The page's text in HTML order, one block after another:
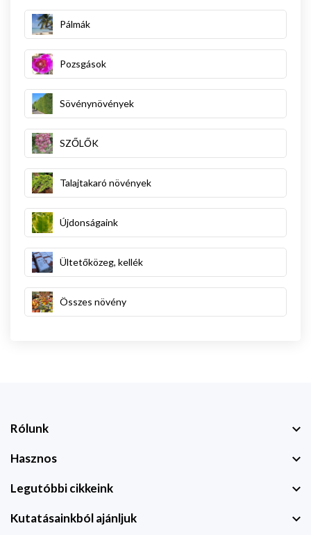
Pálmák
Pozsgások
Sövénynövények
SZŐLŐK
Talajtakaró növények
Újdonságaink
Ültetőközeg, kellék
Összes növény
Rólunk
Hasznos
Legutóbbi cikkeink
Kutatásainkból ajánljuk